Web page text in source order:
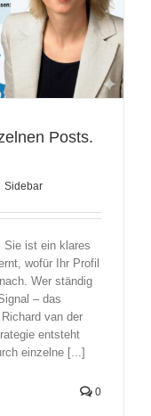
Posts.
Sidebar
Sie ist ein klares
wofür Ihr Profil
Wer ständig
– das
van der
entsteht
einzelne [...]
0